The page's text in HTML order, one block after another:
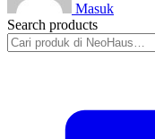
Masuk
Search products